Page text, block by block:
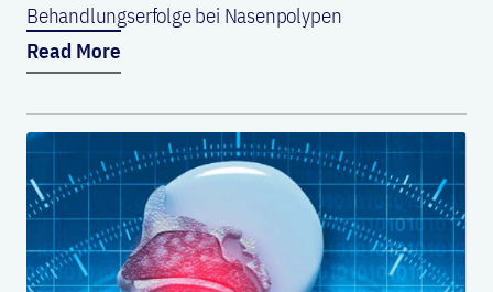
Behandlungserfolge bei Nasenpolypen
Read More